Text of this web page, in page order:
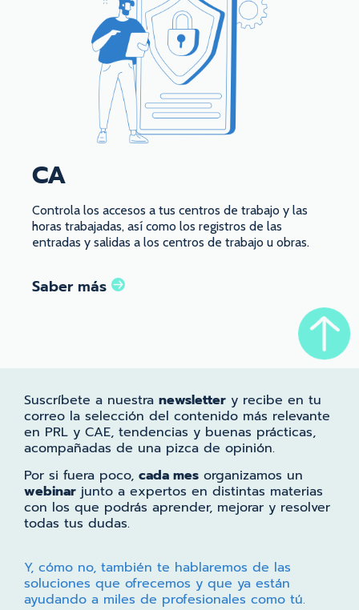
CA
Controla los accesos a tus centros de trabajo y las
horas trabajadas, así como los registros de las
entradas y salidas a los centros de trabajo u obras.
Saber más
Suscríbete a nuestra newsletter y recibe en tu
correo la selección del contenido más relevante
en PRL y CAE, tendencias y buenas prácticas,
acompañadas de una pizca de opinión.
Por si fuera poco, cada mes organizamos un
webinar junto a expertos en distintas materias
con los que podrás aprender, mejorar y resolver
todas tus dudas.
Y, cómo no, también te hablaremos de las
soluciones que ofrecemos y que ya están
ayudando a miles de profesionales como tú.